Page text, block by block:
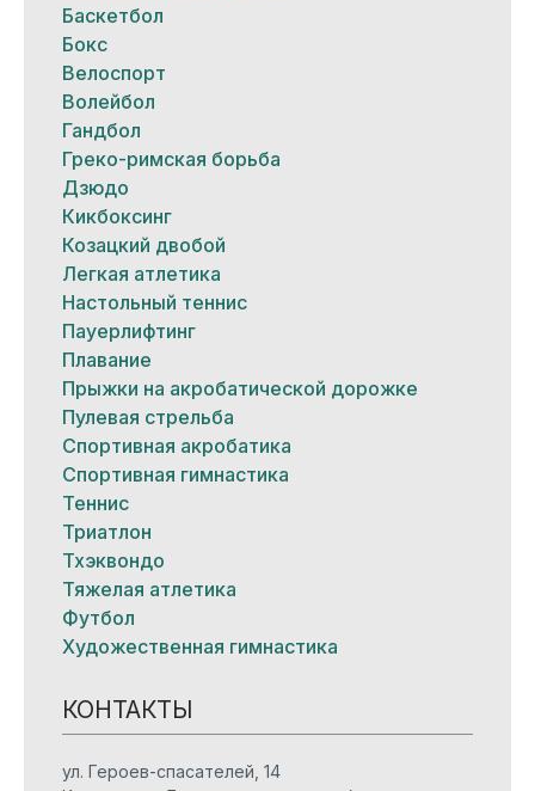
Баскетбол
Бокс
Велоспорт
Волейбол
Гандбол
Греко-римская борьба
Дзюдо
Кикбоксинг
Козацкий двобой
Легкая атлетика
Настольный теннис
Пауерлифтинг
Плавание
Прыжки на акробатической дорожке
Пулевая стрельба
Спортивная акробатика
Спортивная гимнастика
Теннис
Триатлон
Тхэквондо
Тяжелая атлетика
Футбол
Художественная гимнастика
КОНТАКТЫ
ул. Героев-спасателей, 14